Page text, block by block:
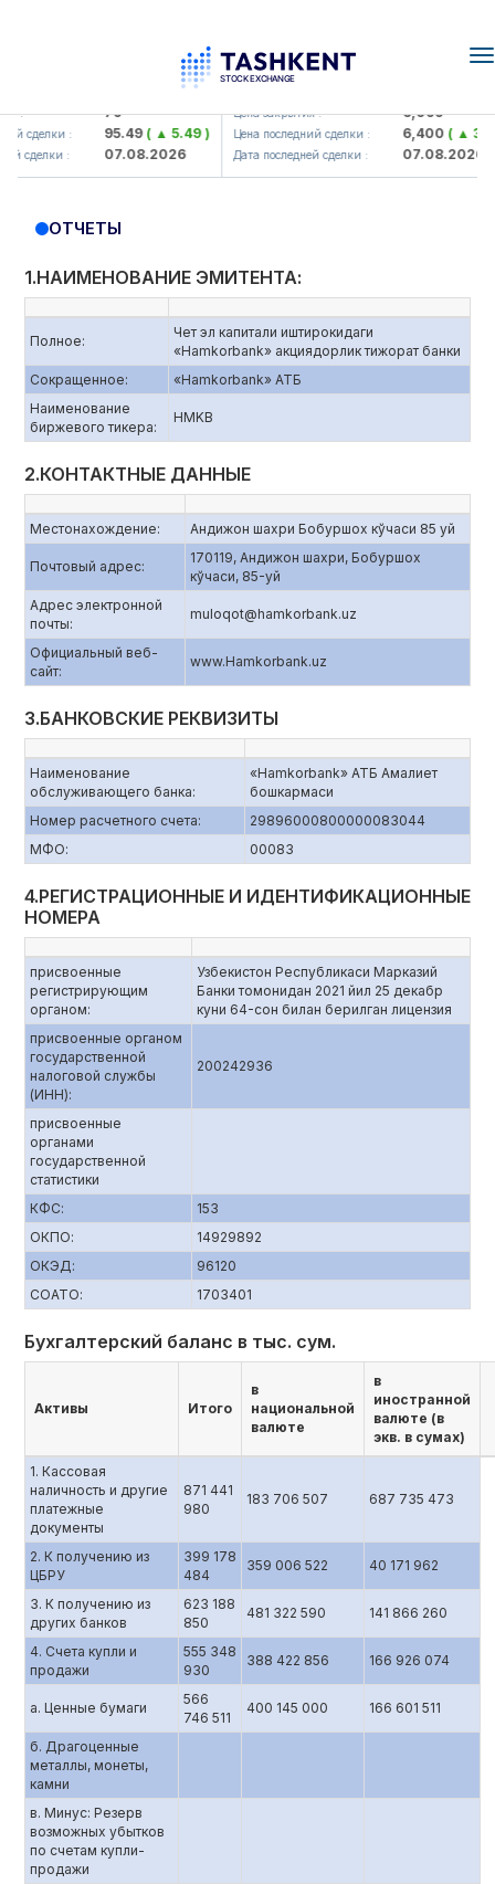
79
сделки : 95.49( ▲ 5.49 )
: 07.08.2026
UZMK (<O'zmetkombinat> AJ)
Цена закрытия : 6,099
Цена последний сделки : 6,400( ▲
Дата последней сделки : 07.08.2026
ОТЧЕТЫ
1.НАИМЕНОВАНИЕ ЭМИТЕНТА:
Полное:
Чет эл капитали иштирокидаги
«Hamkorbank» акциядорлик тижорат банки
Сокращенное:
«Hamkorbank» АТБ
Наименование
биржевого тикера:
HMKB
2.КОНТАКТНЫЕ ДАННЫЕ
Местонахождение: Андижон шахри Бобуршох кўчаси 85 уй
Почтовый адрес:
170119, Андижон шахри, Бобуршох
кўчаси, 85-уй
Адрес электронной
почты:
muloqot@hamkorbank.uz
Официальный веб-
сайт:
www.Hamkorbank.uz
3.БАНКОВСКИЕ РЕКВИЗИТЫ
Наименование
обслуживающего банка:
«Hamkorbank» АТБ Амалиет
бошкармаси
Номер расчетного счета:
29896000800000083044
МФО:
00083
4.РЕГИСТРАЦИОННЫЕ И ИДЕНТИФИКАЦИОННЫЕ
НОМЕРА
присвоенные
регистрирующим
органом:
Узбекистон Республикаси Марказий
Банки томонидан 2021 йил 25 декабр
куни 64-сон билан берилган лицензия
присвоенные органом
государственной
налоговой службы
(ИНН):
200242936
присвоенные
органами
государственной
статистики
КФС:
153
ОКПО:
14929892
ОКЭД:
96120
СОАТО:
1703401
Бухгалтерский баланс в тыс. сум.
Активы Итого
в
национальной
валюте
в
иностранной
валюте (в
экв. в сумах)
1. Кассовая
наличность и другие
платежные
документы
871 441
980
183 706 507 687 735 473
2. К получению из
ЦБРУ
399 178
484
359 006 522 40 171 962
3. К получению из
других банков
623 188
850
481 322 590 141 866 260
4. Счета купли и
продажи
555 348
930
388 422 856 166 926 074
а. Ценные бумаги
566
746 511
400 145 000 166 601 511
б. Драгоценные
металлы, монеты,
камни
в. Минус: Резерв
возможных убытков
по счетам купли-
продажи